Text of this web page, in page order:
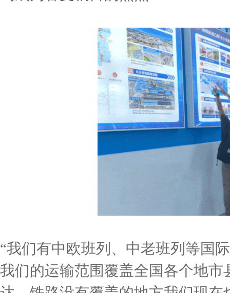
“我们有中欧班列、中老班列等国
我们的运输范围覆盖全国各个地